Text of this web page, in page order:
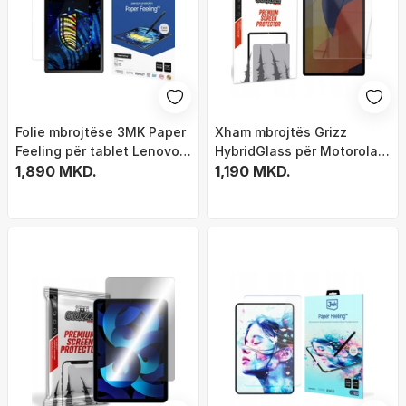
Folie mbrojtëse 3MK Paper
Feeling për tablet Lenovo
Tab M10 Plus 3rd Gen, 11",
1,890 MKD.
Xham mbrojtës Grizz
HybridGlass për Motorola
Moto Pad 60 Pro, fortësi
1,190 MKD.